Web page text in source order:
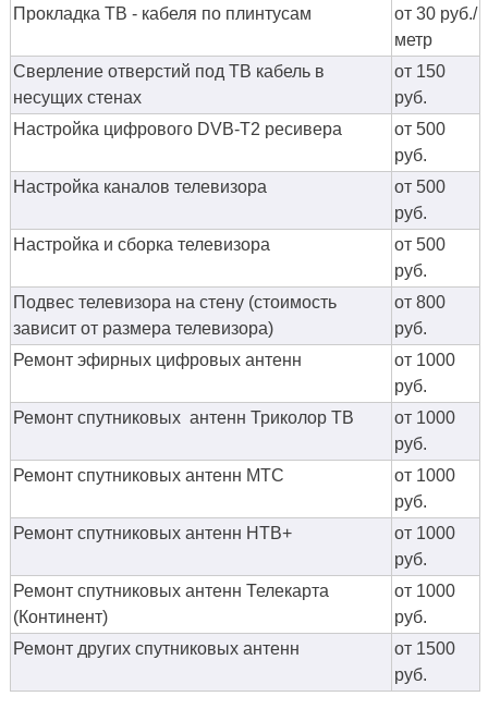
Прокладка ТВ - кабеля по плинтусам
от 30 руб./
метр
Сверление отверстий под ТВ кабель в
несущих стенах
от 150
руб.
Настройка цифрового DVB-T2 ресивера
от 500
руб.
Настройка каналов телевизора
от 500
руб.
Настройка и сборка телевизора
от 500
руб.
Подвес телевизора на стену (стоимость
зависит от размера телевизора)
от 800
руб.
Ремонт эфирных цифровых антенн
от 1000
руб.
Ремонт спутниковых антенн Триколор ТВ
от 1000
руб.
Ремонт спутниковых антенн МТС
от 1000
руб.
Ремонт спутниковых антенн НТВ+
от 1000
руб.
Ремонт спутниковых антенн Телекарта
(Континент)
от 1000
руб.
Ремонт других спутниковых антенн
от 1500
руб.